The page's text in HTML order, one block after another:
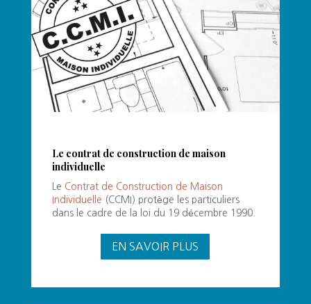
Le contrat de construction de maison
individuelle
Le Contrat de Construction de Maison
Individuelle (CCMI) protège les particuliers
dans le cadre de la loi du 19 décembre 1990.
EN SAVOIR PLUS